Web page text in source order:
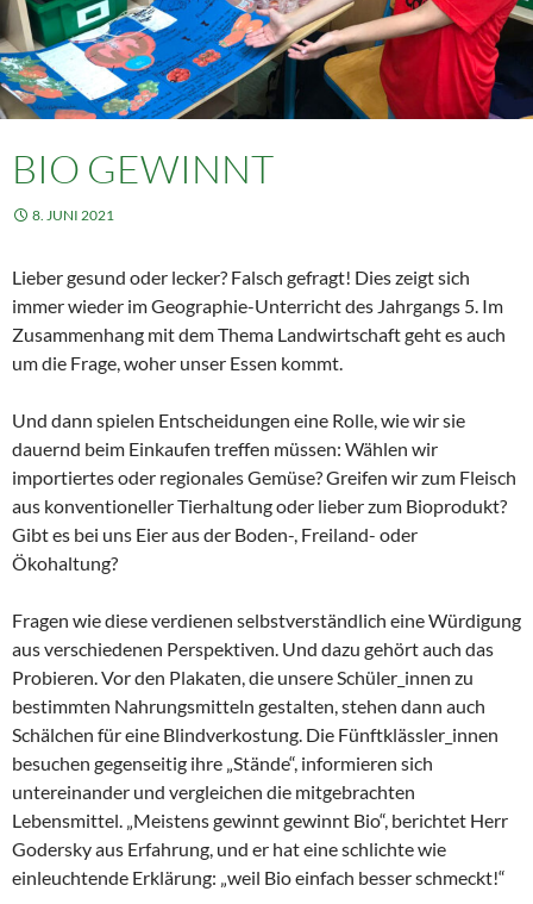
BIO GEWINNT
8. JUNI 2021
Lieber gesund oder lecker? Falsch gefragt! Dies zeigt sich
immer wieder im Geographie-Unterricht des Jahrgangs 5. Im
Zusammenhang mit dem Thema Landwirtschaft geht es auch
um die Frage, woher unser Essen kommt.
Und dann spielen Entscheidungen eine Rolle, wie wir sie
dauernd beim Einkaufen treffen müssen: Wählen wir
importiertes oder regionales Gemüse? Greifen wir zum Fleisch
aus konventioneller Tierhaltung oder lieber zum Bioprodukt?
Gibt es bei uns Eier aus der Boden-, Freiland- oder
Ökohaltung?
Fragen wie diese verdienen selbstverständlich eine Würdigung
aus verschiedenen Perspektiven. Und dazu gehört auch das
Probieren. Vor den Plakaten, die unsere Schüler_innen zu
bestimmten Nahrungsmitteln gestalten, stehen dann auch
Schälchen für eine Blindverkostung. Die Fünftklässler_innen
besuchen gegenseitig ihre „Stände“, informieren sich
untereinander und vergleichen die mitgebrachten
Lebensmittel. „Meistens gewinnt gewinnt Bio“, berichtet Herr
Godersky aus Erfahrung, und er hat eine schlichte wie
einleuchtende Erklärung: „weil Bio einfach besser schmeckt!“